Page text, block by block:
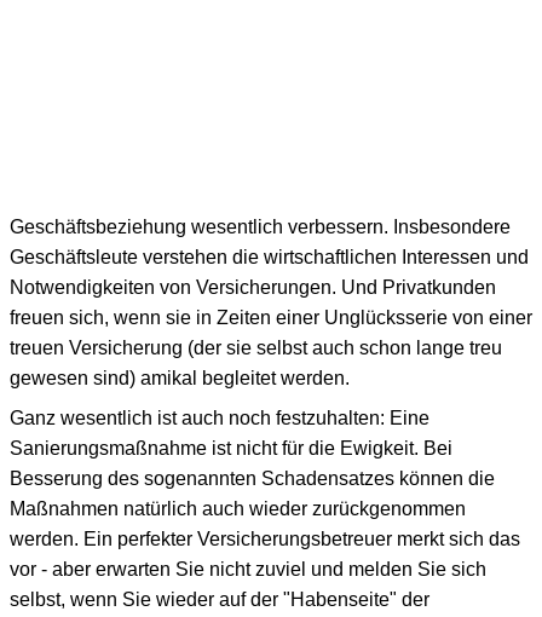
Geschäftsbeziehung wesentlich verbessern. Insbesondere
Geschäftsleute verstehen die wirtschaftlichen Interessen und
Notwendigkeiten von Versicherungen. Und Privatkunden
freuen sich, wenn sie in Zeiten einer Unglücksserie von einer
treuen Versicherung (der sie selbst auch schon lange treu
gewesen sind) amikal begleitet werden.
Ganz wesentlich ist auch noch festzuhalten: Eine
Sanierungsmaßnahme ist nicht für die Ewigkeit. Bei
Besserung des sogenannten Schadensatzes können die
Maßnahmen natürlich auch wieder zurückgenommen
werden. Ein perfekter Versicherungsbetreuer merkt sich das
vor - aber erwarten Sie nicht zuviel und melden Sie sich
selbst, wenn Sie wieder auf der "Habenseite" der